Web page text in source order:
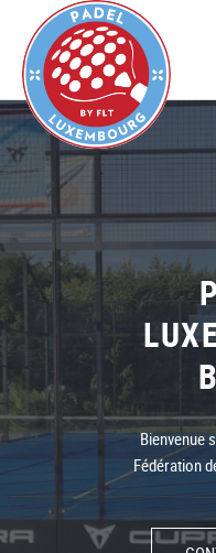
Bienvenue
Fédération